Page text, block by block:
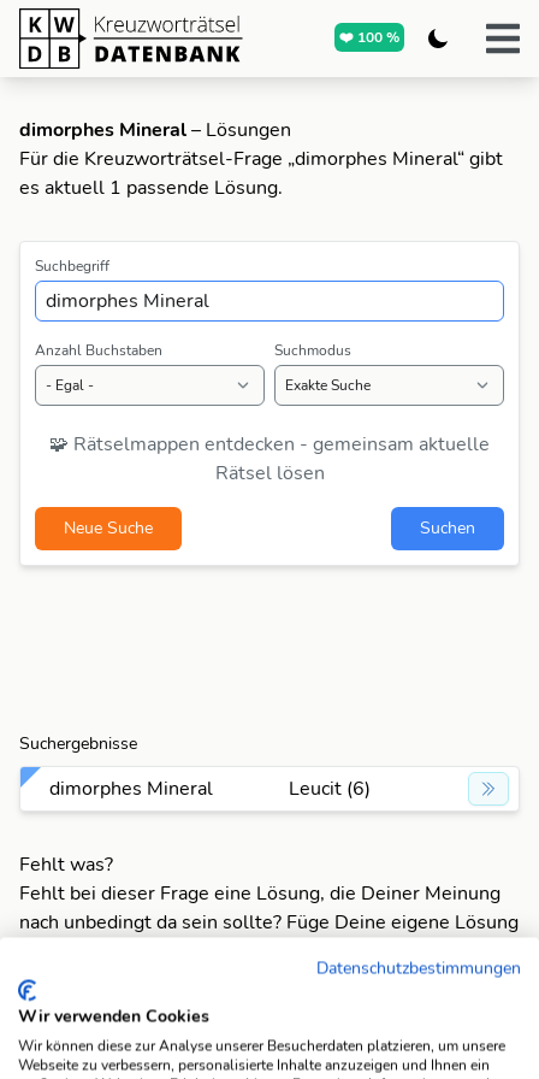
❤️ 100 %
dimorphes Mineral– Lösungen
Für die Kreuzworträtsel-Frage „dimorphes Mineral“ gibt
es aktuell 1 passende Lösung.
Suchbegriff
Anzahl Buchstaben Suchmodus
🧩 Rätselmappen entdecken - gemeinsam aktuelle
Rätsel lösen
Neue Suche Suchen
Suchergebnisse
dimorphes Mineral Leucit (6)
Fehlt was?
Fehlt bei dieser Frage eine Lösung, die Deiner Meinung
nach unbedingt da sein sollte? Füge Deine eigene Lösung
Mach mit und registriere dich!
Suchfunktionen
Datenschutzbestimmungen
Wir verwenden Cookies
Wir können diese zur Analyse unserer Besucherdaten platzieren, um unsere
Webseite zu verbessern, personalisierte Inhalte anzuzeigen und Ihnen ein